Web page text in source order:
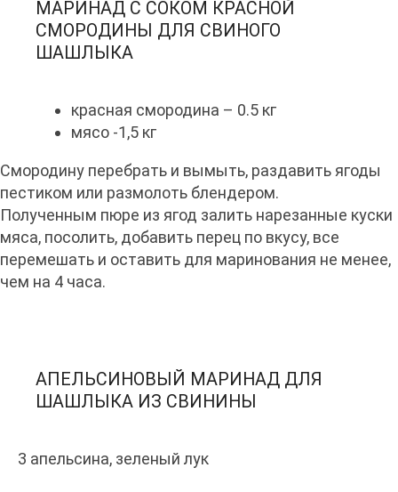
МАРИНАД С СОКОМ КРАСНОЙ
СМОРОДИНЫ ДЛЯ СВИНОГО
ШАШЛЫКА
красная смородина – 0.5 кг
мясо -1,5 кг
Смородину перебрать и вымыть, раздавить ягоды
пестиком или размолоть блендером.
Полученным пюре из ягод залить нарезанные куски
мяса, посолить, добавить перец по вкусу, все
перемешать и оставить для маринования не менее,
чем на 4 часа.
АПЕЛЬСИНОВЫЙ МАРИНАД ДЛЯ
ШАШЛЫКА ИЗ СВИНИНЫ
3 апельсина, зеленый лук